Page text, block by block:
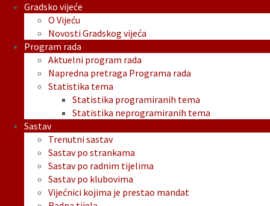
Gradsko vijeće
O Vijeću
Novosti Gradskog vijeća
Program rada
Aktuelni program rada
Napredna pretraga Programa rada
Statistika tema
Statistika programiranih tema
Statistika neprogramiranih tema
Sastav
Trenutni sastav
Sastav po strankama
Sastav po radnim tijelima
Sastav po klubovima
Vijećnici kojima je prestao mandat